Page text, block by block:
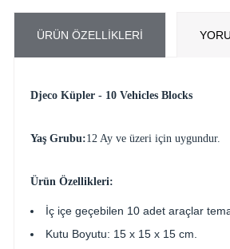
ÜRÜN ÖZELLIKLERI
Djeco Küpler - 10 Vehicles Blocks
Yaş Grubu:12 Ay ve üzeri için uygundur.
Ürün Özellikleri:
İç içe geçebilen 10 adet araçlar
Kutu Boyutu: 15 x 15 x 15 cm.